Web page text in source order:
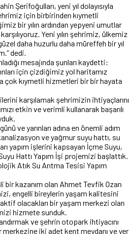
Şerifoğulları, yeni yıl dolayısıyla
için birbirinden kıymetli
bir yılın ardından yepyeni umutlar
Yeni yılın şehrimiz, ülkemiz
daha huzurlu daha müreffeh bir yıl
dedi.
mesajında şunları kaydetti:
için çizdiğimiz yol haritamız
çok kıymetli hizmetleri bir bir hayata
karşılamak şehrimizin ihtiyaçlarını
etkin ve verimli kullanarak başarılı
ve yarınları adına en önemli adım
ve yağmur suyu hattı, su
yapım işlerini kapsayan İçme Suyu,
Hattı Yapım İşi projemizi başlattık.
Atık Su Arıtma Tesisi Yapım
bir kazanım olan Ahmet Tevfik Ozan
engelli bireylerin yaşam kalitesini
olacakları bir yaşam merkezi olan
hizmete sunduk.
ve şehrin otopark ihtiyacını
iki adet kent meydanı ve yer